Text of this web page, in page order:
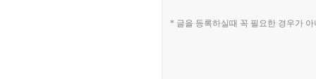
* 글을 등록하실때 꼭 필요한 경우가